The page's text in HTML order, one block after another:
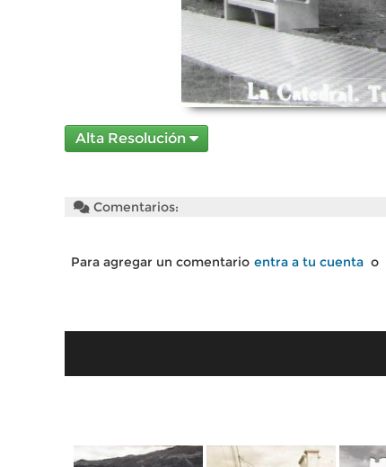
Alta Resolución
Comentarios:
Para agregar un comentario entra a tu cuenta o